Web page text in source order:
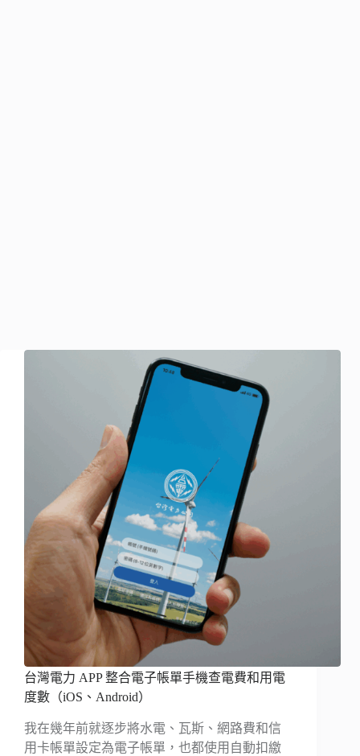
台灣電力 APP 整合電子帳單手機查電費和用電
度數（iOS、Android）
我在幾年前就逐步將水電、瓦斯、網路費和信
用卡帳單設定為電子帳單，也都使用自動扣繳